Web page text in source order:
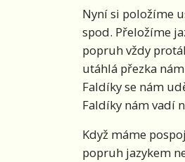
Nyní si položíme
spod. Přeložíme
popruh vždy
utáhlá přezka
Faldíky se nám
Faldíky nám vadí
Když máme
popruh jazykem